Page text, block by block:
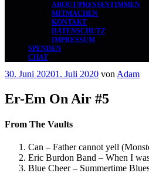
ABOUT/PRESSESTIMMEN
MITMACHEN
KONTAKT
DATENSCHUTZ
IMPRESSUM
SPENDEN
CHAT
Veröffentlicht
30. Juni 20201. Juli 2020 von Adam
Er-Em On Air #5
From The Vaults
Can – Father cannot yell
Eric Burdon Band – When I
Blue Cheer – Summertime